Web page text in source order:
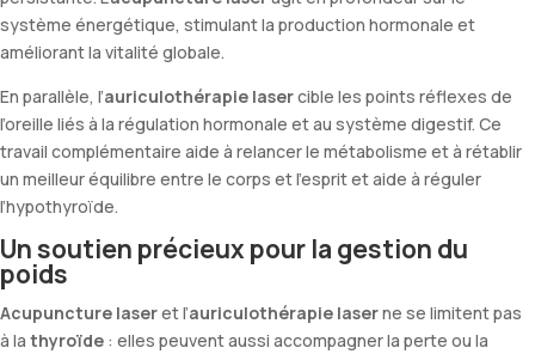
système énergétique, stimulant la production hormonale et
améliorant la vitalité globale.
En parallèle, l’auriculothérapie lasercible les points réflexes de
l’oreille liés à la régulation hormonale et au système digestif. Ce
travail complémentaire aide à relancer le métabolisme et à rétablir
un meilleur équilibre entre le corps et l’esprit et aide à réguler
l’hypothyroïde.
Un soutien précieux pour la gestion du
poids
Acupuncture laseret l’auriculothérapie laserne se limitent pas
à la thyroïde : elles peuvent aussi accompagner la perte ou la